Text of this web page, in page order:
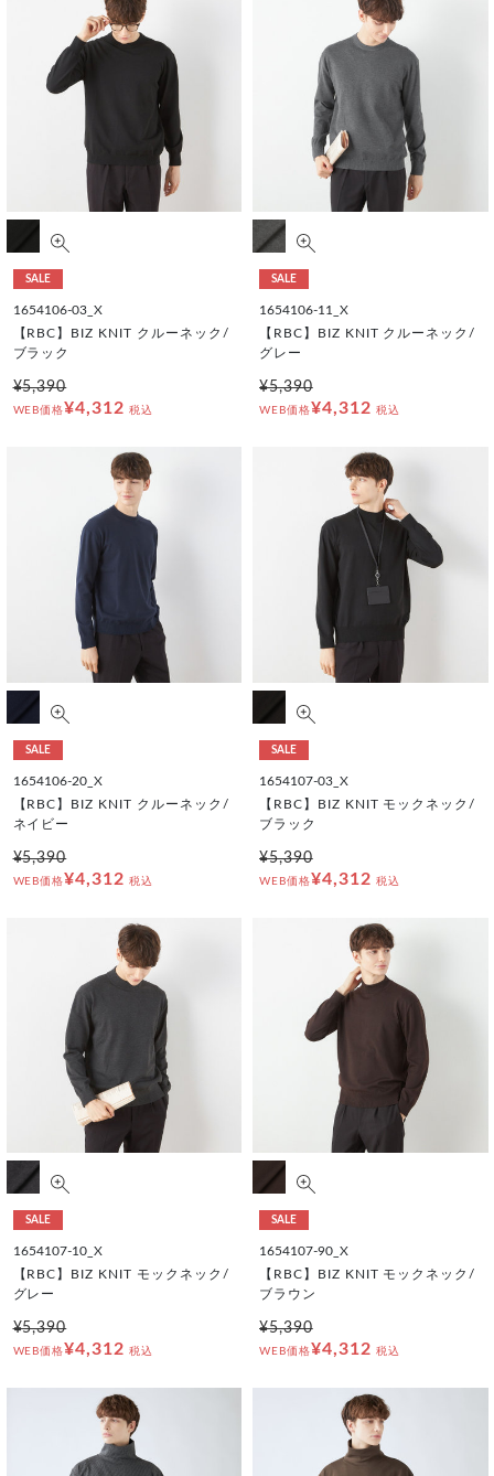
SALE
1654106-03_X
【RBC】BIZ KNIT クルーネック/
ブラック
¥5,390
WEB価格¥4,312 税込
SALE
1654106-11_X
【RBC】BIZ KNIT クルーネック/
グレー
¥5,390
WEB価格¥4,312 税込
SALE
1654106-20_X
【RBC】BIZ KNIT クルーネック/
ネイビー
¥5,390
WEB価格¥4,312 税込
SALE
1654107-03_X
【RBC】BIZ KNIT モックネック/
ブラック
¥5,390
WEB価格¥4,312 税込
SALE
1654107-10_X
【RBC】BIZ KNIT モックネック/
グレー
¥5,390
WEB価格¥4,312 税込
SALE
1654107-90_X
【RBC】BIZ KNIT モックネック/
ブラウン
¥5,390
WEB価格¥4,312 税込